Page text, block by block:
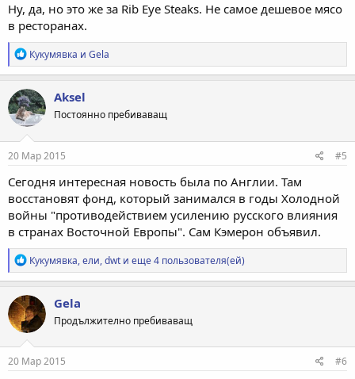
Ну, да, но это же за Rib Eye Steaks. Не самое дешевое мясо
в ресторанах.
Р
е
а
к
ц
и
и
:
Кукумявка и Gela
Aksel
Постоянно пребиваващ
20 Мар 2015 #5
Сегодня интересная новость была по Англии. Там
восстановят фонд, который занимался в годы Холодной
войны "противодействием усилению русского влияния
в странах Восточной Европы". Сам Кэмерон объявил.
Р
е
а
к
ц
и
и
:
Кукумявка,ели,dwt и еще 4 пользователя(ей)
Gela
Продължително пребиваващ
20 Мар 2015 #6